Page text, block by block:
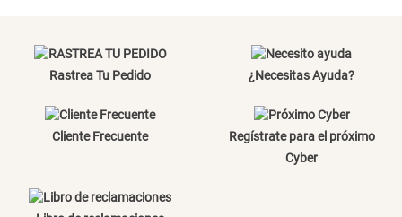
Rastrea Tu Pedido ¿Necesitas Ayuda?
Cliente Frecuente
Regístrate para el próximo
Cyber